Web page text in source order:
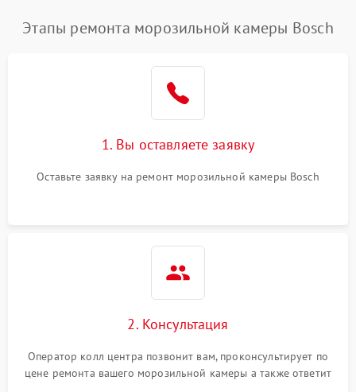
Этапы ремонта морозильной камеры Bosch
1. Вы оставляете заявку
Оставьте заявку на ремонт морозильной камеры Bosch
2. Консультация
Оператор колл центра позвонит вам, проконсультирует по
цене ремонта вашего морозильной камеры а также ответит